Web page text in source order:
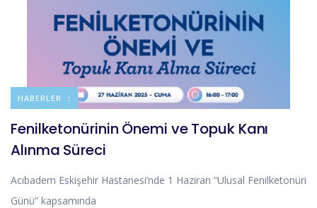
DUYURULAR
HABERLER
Fenilketonürinin Önemi ve Topuk Kanı
Alınma Süreci
Acıbadem Eskişehir Hastanesi’nde 1 Haziran “Ulusal Fenilketonüri
Günü” kapsamında